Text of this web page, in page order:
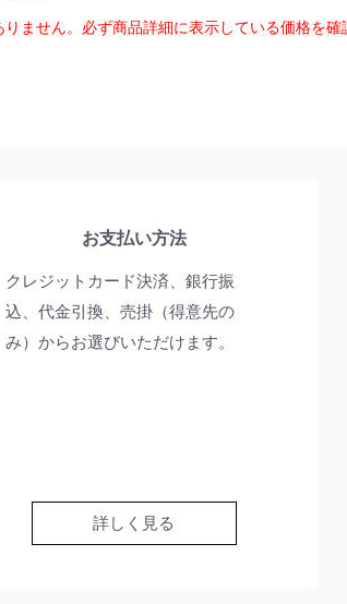
ません。必ず商品詳細に表示している価格を確
お支払い方法
クレジットカード決済、銀行振
込、代金引換、売掛（得意先の
み）からお選びいただけます。
詳しく見る